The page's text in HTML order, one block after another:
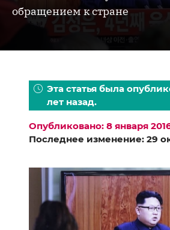
обращением к стране
Эта статья была
лет назад.
Опубликовано: 8 января
Последнее изменение: 29